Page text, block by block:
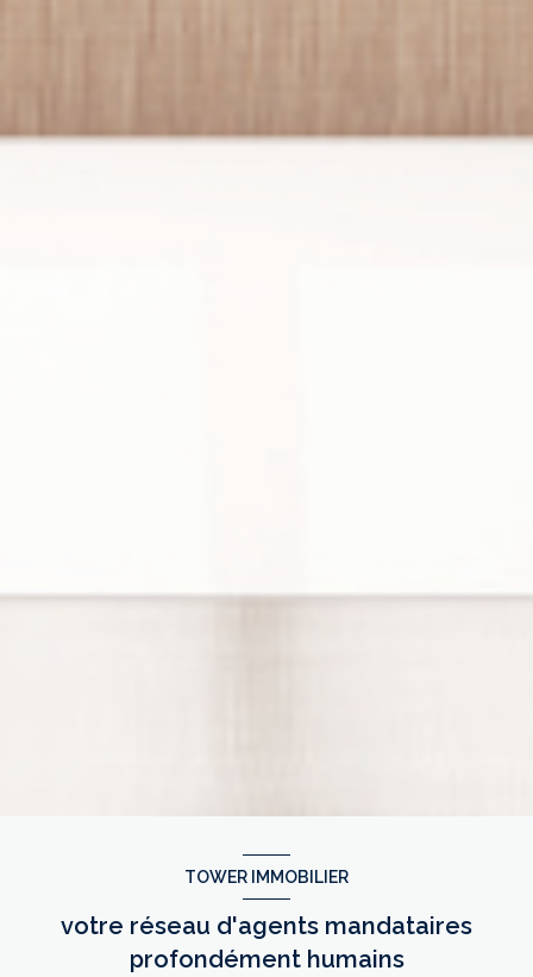
TOWER IMMOBILIER
votre réseau d'agents mandataires
profondément humains